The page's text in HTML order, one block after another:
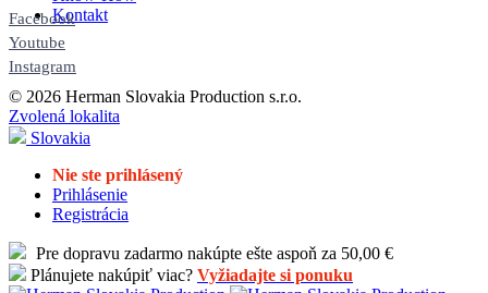
Kontakt
Facebook
Youtube
Instagram
© 2026 Herman Slovakia Production s.r.o.
Zvolená lokalita
Slovakia
Nie ste prihlásený
Prihlásenie
Registrácia
Pre dopravu zadarmo nakúpte ešte aspoň za 50,00 €
Plánujete nakúpiť viac? Vyžiadajte si ponuku